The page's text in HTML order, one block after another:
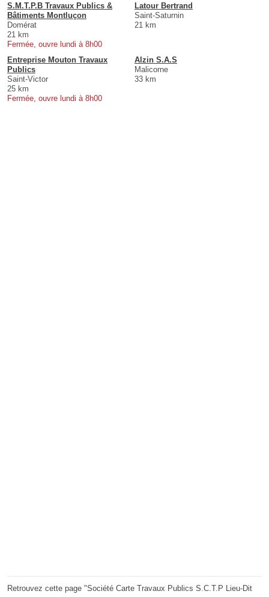
S.M.T.P.B Travaux Publics &
Bâtiments Montluçon
Domérat
21 km
Fermée, ouvre lundi à 8h00
Latour Bertrand
Saint-Saturnin
21 km
Entreprise Mouton Travaux
Publics
Saint-Victor
25 km
Fermée, ouvre lundi à 8h00
Alzin S.A.S
Malicorne
33 km
Retrouvez cette page "Société Carte Travaux Publics S.C.T.P Lieu-Dit